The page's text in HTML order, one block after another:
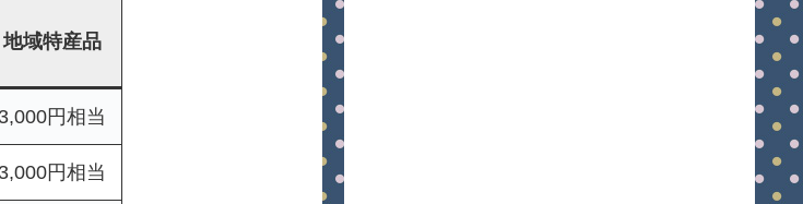
地域特産品
3,000円相当
3,000円相当